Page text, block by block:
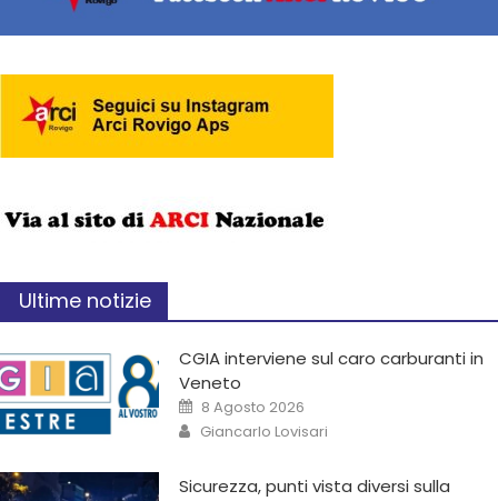
Ultime notizie
CGIA interviene sul caro carburanti in
Veneto
8 Agosto 2026
Giancarlo Lovisari
Sicurezza, punti vista diversi sulla